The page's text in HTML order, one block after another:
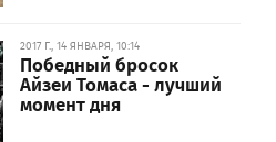
2017 Г., 14 ЯНВАРЯ, 10:14
Победный бросок
Айзеи Томаса - лучший
момент дня